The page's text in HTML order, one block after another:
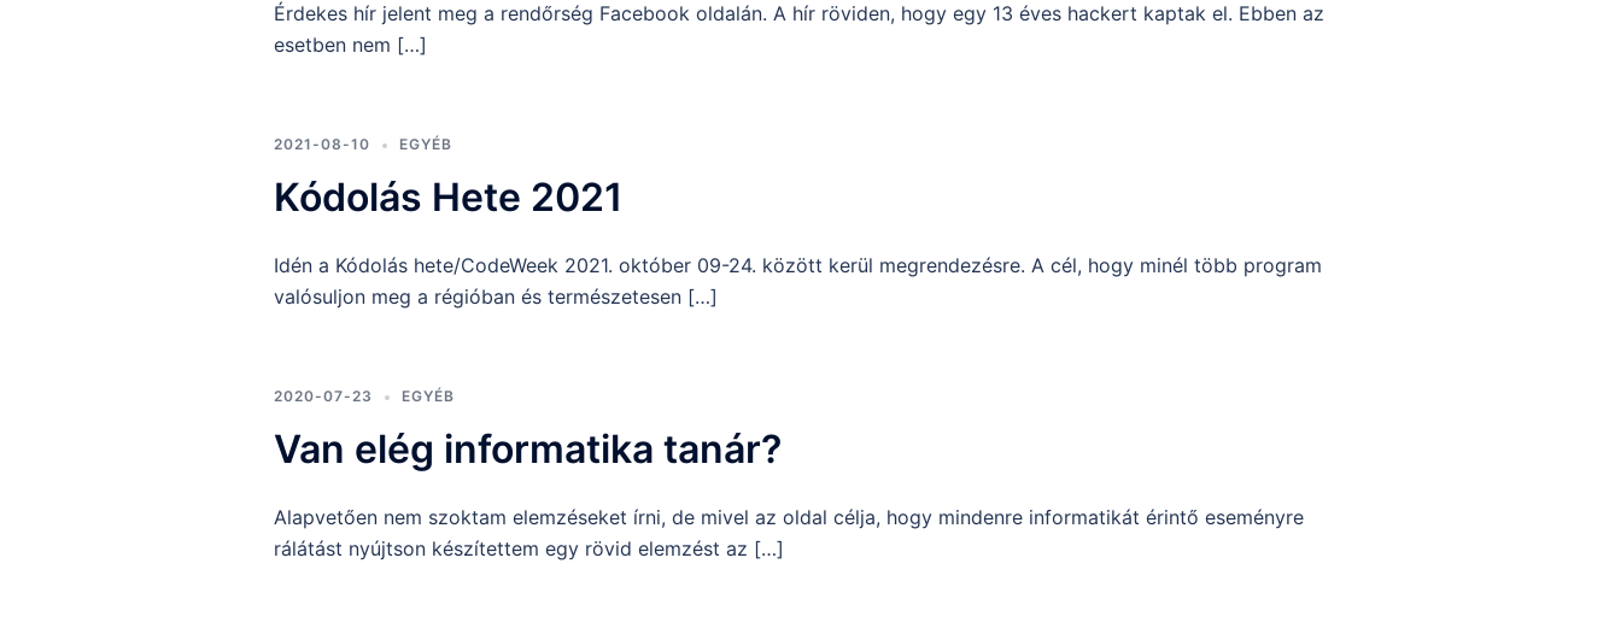
Érdekes hír jelent meg a rendőrség Facebook oldalán. A hír röviden, hogy egy 13 éves hackert kaptak el. Ebben az
esetben nem […]
2021-08-10 EGYÉB
Kódolás Hete 2021
Idén a Kódolás hete/CodeWeek 2021. október 09-24. között kerül megrendezésre. A cél, hogy minél több program
valósuljon meg a régióban és természetesen […]
2020-07-23 EGYÉB
Van elég informatika tanár?
Alapvetően nem szoktam elemzéseket írni, de mivel az oldal célja, hogy mindenre informatikát érintő eseményre
rálátást nyújtson készítettem egy rövid elemzést az […]